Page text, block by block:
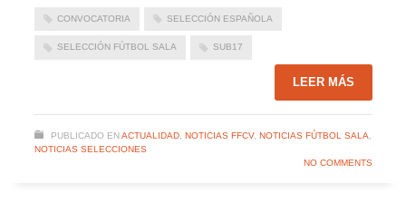
CONVOCATORIA SELECCIÓN ESPAÑOLA
SELECCIÓN FÚTBOL SALA SUB17
LEER MÁS
PUBLICADO EN ACTUALIDAD, NOTICIAS FFCV, NOTICIAS FÚTBOL SALA
NOTICIAS SELECCIONES
NO COMMENTS